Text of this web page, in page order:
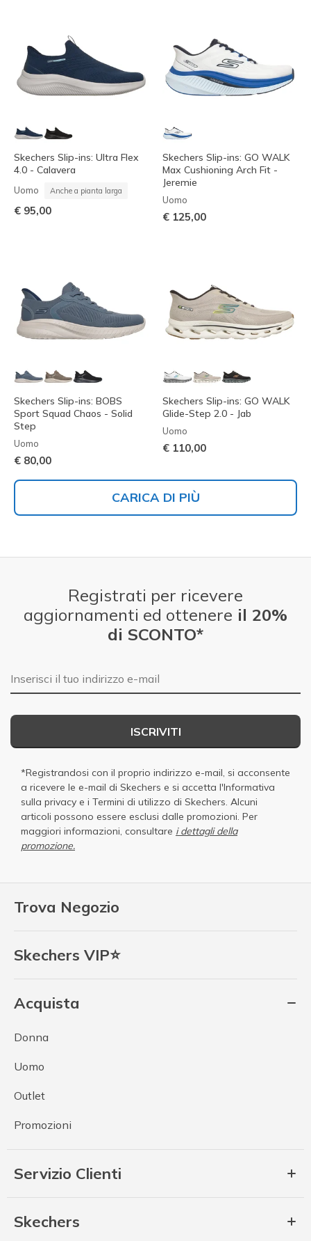
Skechers Slip-ins: Ultra Flex
4.0 - Calavera
Uomo Anche a pianta larga
€ 95,00
Skechers Slip-ins: GO WALK
Max Cushioning Arch Fit -
Jeremie
Uomo
€ 125,00
Skechers Slip-ins: BOBS
Sport Squad Chaos - Solid
Step
Uomo
€ 80,00
Skechers Slip-ins: GO WALK
Glide-Step 2.0 - Jab
Uomo
€ 110,00
CARICA DI PIÙ
Trova Negozio
Skechers VIP⭐
Acquista
Donna
Uomo
Outlet
Promozioni
Servizio Clienti
Skechers
Registrati per ricevere
aggiornamenti ed ottenere il 20%
di SCONTO*
E-mail
ISCRIVITI
*Registrandosi con il proprio indirizzo e-mail, si acconsente
a ricevere le e-mail di Skechers e si accetta l'Informativa
sulla privacy e i Termini di utilizzo di Skechers. Alcuni
articoli possono essere esclusi dalle promozioni. Per
maggiori informazioni, consultare i dettagli della
promozione.